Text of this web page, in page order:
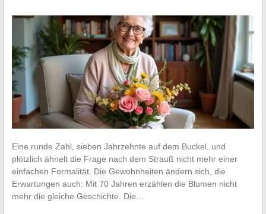
Eine runde Zahl, sieben Jahrzehnte auf dem Buckel, und
plötzlich ähnelt die Frage nach dem Strauß nicht mehr einer
einfachen Formalität. Die Gewohnheiten ändern sich, die
Erwartungen auch: Mit 70 Jahren erzählen die Blumen nicht
mehr die gleiche Geschichte. Die…